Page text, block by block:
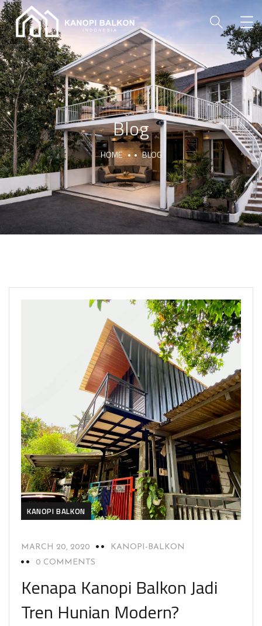
Blog
HOME BLOG
KANOPI BALKON
MARCH 20, 2020
KANOPI-BALKON
0 COMMENTS
Kenapa Kanopi Balkon Jadi
Tren Hunian Modern?